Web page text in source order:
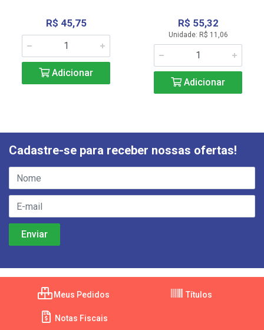
R$ 45,75
Adicionar
R$ 55,32
Unidade: R$ 11,06
Adicionar
Cadastre-se para receber nossas ofertas!
Meus Pedidos Títulos
Notas Fiscais